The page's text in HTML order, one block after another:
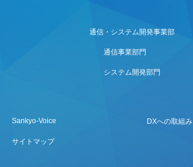
通信・システム開発事業部
通信事業部門
システム開発部門
Sankyo-Voice DXへの取組み
サイトマップ